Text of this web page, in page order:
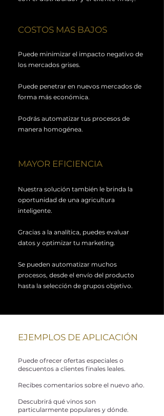
COSTOS MAS BAJOS
Puede minimizar el impacto negativo de
los mercados grises.
Puede penetrar en nuevos mercados de
forma más económica.
Podrás automatizar tus procesos de
manera homogénea.
MAYOR EFICIENCIA
Nuestra solución también le brinda la
oportunidad de una agricultura
inteligente.
Gracias a la analítica, puedes evaluar
datos y optimizar tu marketing.
Se pueden automatizar muchos
procesos, desde el envío del producto
hasta la selección de grupos objetivo.
EJEMPLOS DE APLICACIÓN
Puede ofrecer ofertas especiales o
descuentos a clientes finales leales.
Recibes comentarios sobre el nuevo año.
Descubrirá qué vinos son
particularmente populares y dónde.